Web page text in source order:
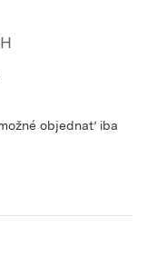
objednať iba